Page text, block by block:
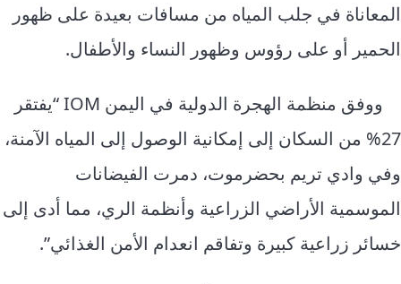
المعاناة في جلب المياه من مسافات بعيدة على ظهور
الحمير أو على رؤوس وظهور النساء والأطفال.
ووفق منظمة الهجرة الدولية في اليمن IOM“يفتقر
27% من السكان إلى إمكانية الوصول إلى المياه الآمنة،
وفي وادي تريم بحضرموت، دمرت الفيضانات
الموسمية الأراضي الزراعية وأنظمة الري، مما أدى إلى
خسائر زراعية كبيرة وتفاقم انعدام الأمن الغذائي”.